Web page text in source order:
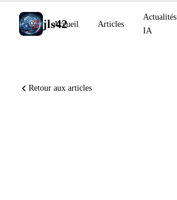
jls42
Accueil Articles
Actualités
IA
Retour aux articles